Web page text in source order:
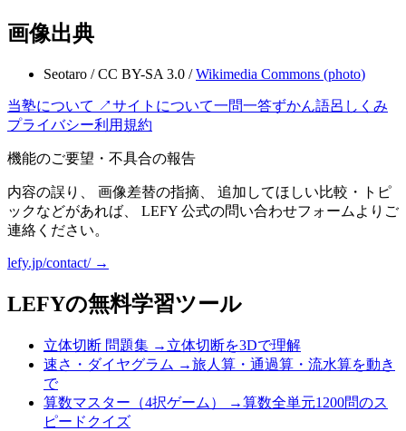
画像出典
Seotaro /CC BY-SA 3.0 / Wikimedia Commons (photo)
当塾について ↗サイトについて一問一答ずかん語呂 しくみ
プライバシー利用規約
機能のご要望・不具合の報告
内容の誤り、 画像差替の指摘、 追加してほしい比較・トピ
ックなどがあれば、 LEFY 公式の問い合わせフォームよりご
連絡ください。
lefy.jp/contact/ →
LEFYの無料学習ツール
立体切断 問題集 → 立体切断を3Dで理解
速さ・ダイヤグラム →旅人算・通過算・流水算を動き
で
算数マスター（4択ゲーム）
→算数全単元1200問のス
ピードクイズ